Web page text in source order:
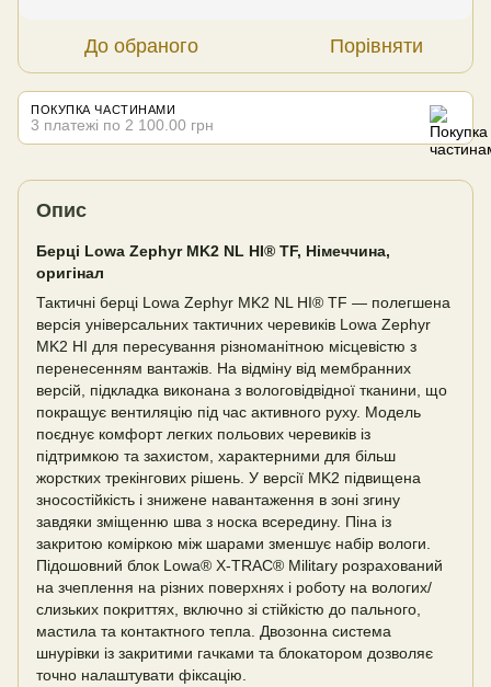
До обраного Порівняти
ПОКУПКА ЧАСТИНАМИ
3 платежі по 2 100.00 грн
Опис
Берці Lowa Zephyr MK2 NL HI® TF, Німеччина,
оригінал
Тактичні берці Lowa Zephyr MK2 NL HI® TF — полегшена
версія універсальних тактичних черевиків Lowa Zephyr
MK2 HI для пересування різноманітною місцевістю з
перенесенням вантажів. На відміну від мембранних
версій, підкладка виконана з вологовідвідної тканини, що
покращує вентиляцію під час активного руху. Модель
поєднує комфорт легких польових черевиків із
підтримкою та захистом, характерними для більш
жорстких трекінгових рішень. У версії MK2 підвищена
зносостійкість і знижене навантаження в зоні згину
завдяки зміщенню шва з носка всередину. Піна із
закритою коміркою між шарами зменшує набір вологи.
Підошовний блок Lowa® X-TRAC® Military розрахований
на зчеплення на різних поверхнях і роботу на вологих/
слизьких покриттях, включно зі стійкістю до пального,
мастила та контактного тепла. Двозонна система
шнурівки із закритими гачками та блокатором дозволяє
точно налаштувати фіксацію.